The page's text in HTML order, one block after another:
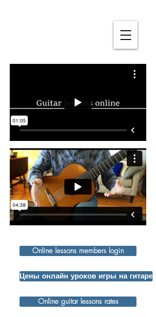
Online lessons members login
Цены онлайн уроков игры на гитаре
Online guitar lessons rates